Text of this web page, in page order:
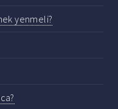
yenmeli?